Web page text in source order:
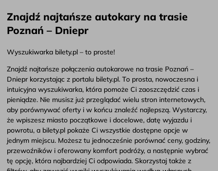
Znajdź najtańsze autokary na trasie
Poznań – Dniepr
Wyszukiwarka bilety.pl – to proste!
Znajdź najtańsze połączenia autokarowe na trasie Poznań –
Dniepr korzystając z portalu bilety.pl. To prosta, nowoczesna i
intuicyjna wyszukiwarka, która pomoże Ci zaoszczędzić czas i
pieniądze. Nie musisz już przeglądać wielu stron internetowych,
aby porównywać oferty i w końcu znaleźć najlepszą. Wystarczy,
że wpiszesz miasto początkowe i docelowe, datę wyjazdu i
powrotu, a bilety.pl pokaże Ci wszystkie dostępne opcje w
jednym miejscu. Możesz tu jednocześnie porównać ceny, godziny,
przewoźników i oferowany komfort podróży, a następnie wybrać
tę opcję, która najbardziej Ci odpowiada. Skorzystaj także z